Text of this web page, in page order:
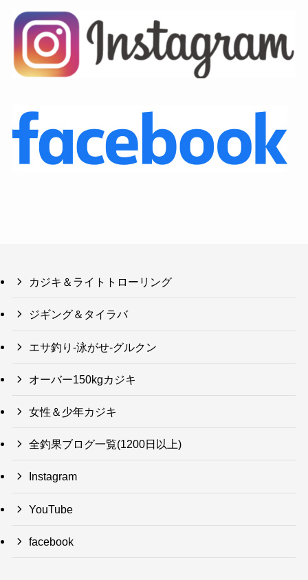
カジキ＆ライトトローリング
ジギング＆タイラバ
エサ釣り-泳がせ-グルクン
オーバー150kgカジキ
女性＆少年カジキ
全釣果ブログ一覧(1200日以上)
Instagram
YouTube
facebook